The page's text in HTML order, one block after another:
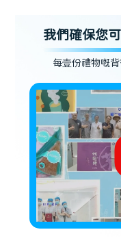
我們確保您
每壹份禮物嘅